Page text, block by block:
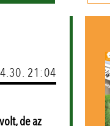
21:04
de az